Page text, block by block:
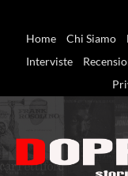
Home
Chi Siamo
Interviste